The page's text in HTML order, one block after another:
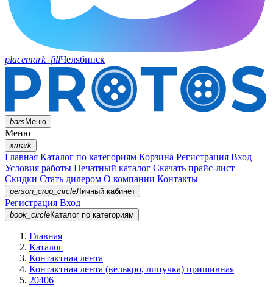
placemark_fillЧелябинск
barsМеню
Меню
xmark
Главная Каталог по категориям Корзина Регистрация Вход
Условия работы Печатный каталог Скачать прайс-лист
Скидки Стать дилером О компании Контакты
person_crop_circleЛичный кабинет
Регистрация Вход
book_circleКаталог по категориям
Главная
Каталог
Контактная лента
Контактная лента (велькро, липучка) пришивная
20406